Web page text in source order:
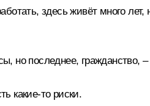
здесь живёт много
но последнее, гражданство, –
какие-то риски.